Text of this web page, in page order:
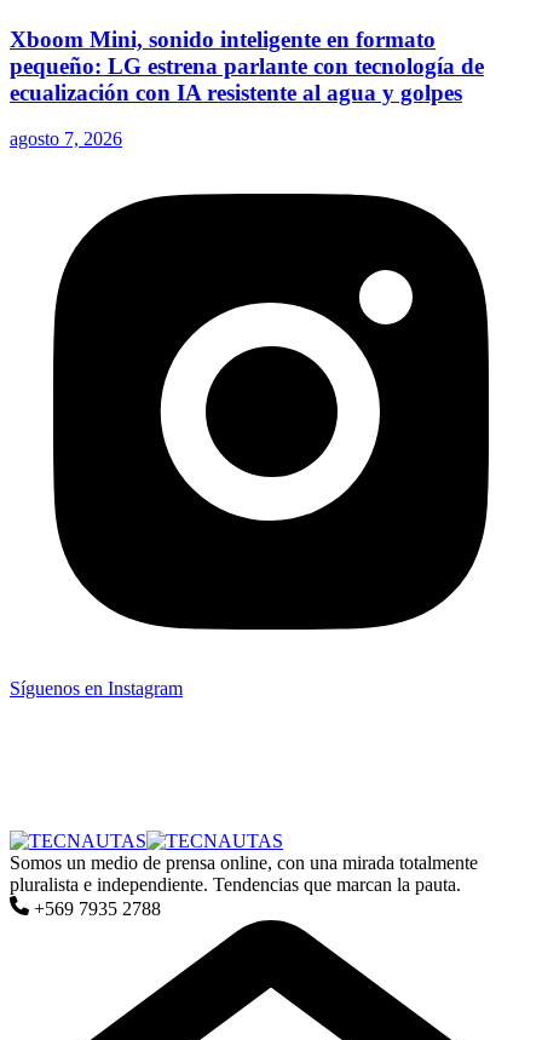
Xboom Mini, sonido inteligente en formato
pequeño: LG estrena parlante con tecnología de
ecualización con IA resistente al agua y golpes
agosto 7, 2026
Síguenos en Instagram
Somos un medio de prensa online, con una mirada totalmente
pluralista e independiente. Tendencias que marcan la pauta.
+569 7935 2788